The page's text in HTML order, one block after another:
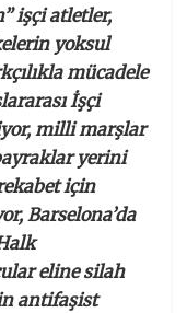
işçi atletler,
yoksul
mücadele
İşçi
milli marşlar
yerini
için
Barselona’da
eline silah
antifaşist